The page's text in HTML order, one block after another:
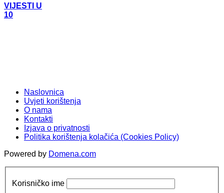
VIJESTI U
10
Naslovnica
Uvjeti korištenja
O nama
Kontakti
Izjava o privatnosti
Politika korištenja kolačića (Cookies Policy)
Powered by Domena.com
Korisničko ime